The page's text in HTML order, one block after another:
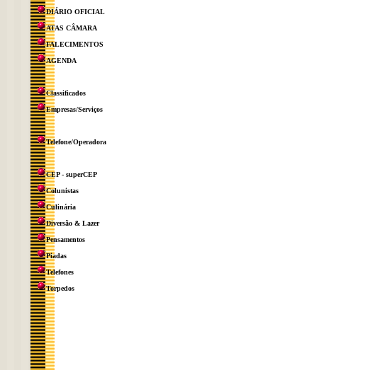
DIÁRIO OFICIAL
ATAS CÂMARA
FALECIMENTOS
AGENDA
Classificados
Empresas/Serviços
Telefone/Operadora
CEP - superCEP
Colunistas
Culinária
Diversão & Lazer
Pensamentos
Piadas
Telefones
Torpedos